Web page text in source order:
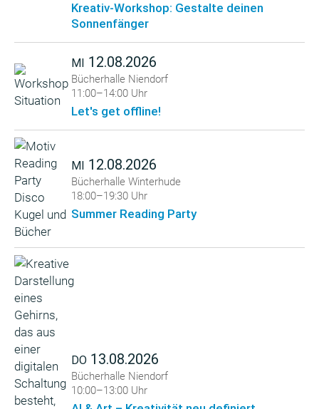
Kreativ-Workshop: Gestalte deinen
Sonnenfänger
MI 12.08.2026
Bücherhalle Niendorf
11:00–14:00 Uhr
Let's get offline!
MI 12.08.2026
Bücherhalle Winterhude
18:00–19:30 Uhr
Summer Reading Party
DO 13.08.2026
Bücherhalle Niendorf
10:00–13:00 Uhr